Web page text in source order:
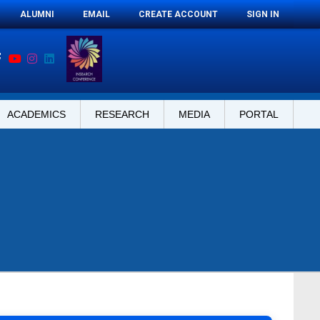
ALUMNI EMAIL CREATE ACCOUNT SIGN IN
ACADEMICS RESEARCH MEDIA PORTAL